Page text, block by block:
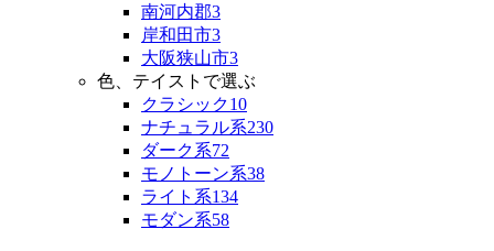
南河内郡3
岸和田市3
大阪狭山市3
色、テイストで選ぶ
クラシック10
ナチュラル系230
ダーク系72
モノトーン系38
ライト系134
モダン系58